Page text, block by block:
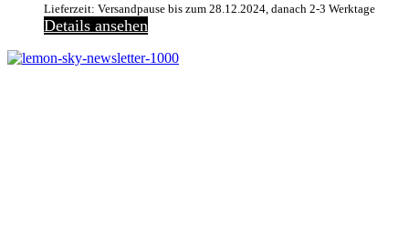
Lieferzeit: Versandpause bis zum 28.12.2024, danach 2-3 Werktage
Details ansehen